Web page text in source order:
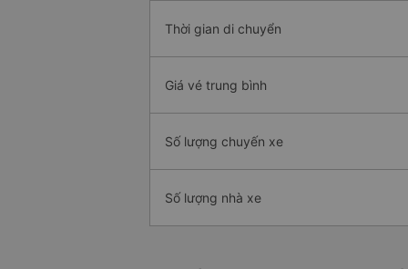
Thời gian di chuyển
Giá vé trung bình
Số lượng chuyến xe
Số lượng nhà xe